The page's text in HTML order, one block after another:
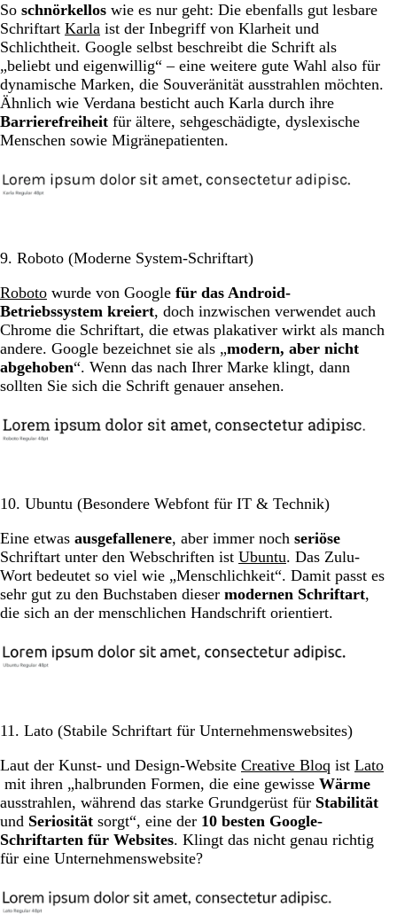
So schnörkellos wie es nur geht: Die ebenfalls gut lesbare
Schriftart Karla ist der Inbegriff von Klarheit und
Schlichtheit. Google selbst beschreibt die Schrift als
„beliebt und eigenwillig“ – eine weitere gute Wahl also für
dynamische Marken, die Souveränität ausstrahlen möchten.
Ähnlich wie Verdana besticht auch Karla durch ihre
Barrierefreiheit für ältere, sehgeschädigte, dyslexische
Menschen sowie Migränepatienten.
9. Roboto (Moderne System-Schriftart)
Roboto wurde von Google für das Android-
Betriebssystem kreiert, doch inzwischen verwendet auch
Chrome die Schriftart, die etwas plakativer wirkt als manch
andere. Google bezeichnet sie als „modern, aber nicht
abgehoben“. Wenn das nach Ihrer Marke klingt, dann
sollten Sie sich die Schrift genauer ansehen.
10. Ubuntu (Besondere Webfont für IT & Technik)
Eine etwas ausgefallenere, aber immer noch seriöse
Schriftart unter den Webschriften ist Ubuntu. Das Zulu-
Wort bedeutet so viel wie „Menschlichkeit“. Damit passt es
sehr gut zu den Buchstaben dieser modernen Schriftart,
die sich an der menschlichen Handschrift orientiert.
11. Lato (Stabile Schriftart für Unternehmenswebsites)
Laut der Kunst- und Design-Website Creative Bloq ist Lato
mit ihren „halbrunden Formen, die eine gewisse Wärme
ausstrahlen, während das starke Grundgerüst für Stabilität
und Seriosität sorgt“, eine der 10 besten Google-
Schriftarten für Websites. Klingt das nicht genau richtig
für eine Unternehmenswebsite?